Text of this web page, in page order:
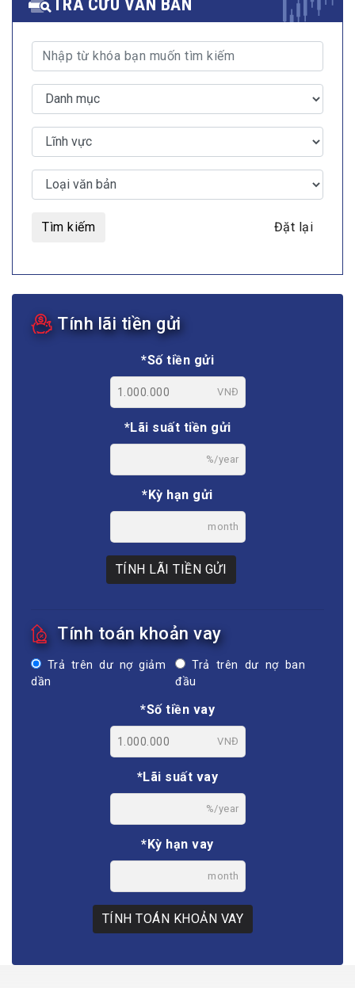
TRA CỨU VĂN BẢN
Tìm kiếm Đặt lại
Tính lãi tiền gửi
*Số tiền gửi
VNĐ
*Lãi suất tiền gửi
%/year
*Kỳ hạn gửi
month
TÍNH LÃI TIỀN GỬI
Tính toán khoản vay
Trả trên dư nợ giảm
dần
Trả trên dư nợ ban
đầu
*Số tiền vay
VNĐ
*Lãi suất vay
%/year
*Kỳ hạn vay
month
TÍNH TOÁN KHOẢN VAY